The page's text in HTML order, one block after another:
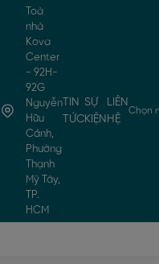
Toà
nhà
Kova
Center
- 92H-
92G
Nguyễn
Hữu
Cảnh,
Phường
Thạnh
Mỹ Tây,
TP.
HCM
TIN
TỨC
SỰ
KIỆN
LIÊN
HỆ
Chọn